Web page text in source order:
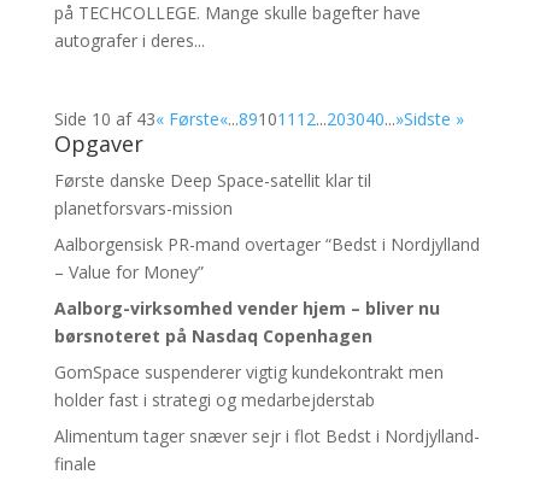
på TECHCOLLEGE. Mange skulle bagefter have
autografer i deres...
Side 10 af 43« Første«...891011 12...203040...»Sidste »
Opgaver
Første danske Deep Space-satellit klar til
planetforsvars-mission
Aalborgensisk PR-mand overtager “Bedst i Nordjylland
– Value for Money”
Aalborg-virksomhed vender hjem – bliver nu
børsnoteret på Nasdaq Copenhagen
GomSpace suspenderer vigtig kundekontrakt men
holder fast i strategi og medarbejderstab
Alimentum tager snæver sejr i flot Bedst i Nordjylland-
finale